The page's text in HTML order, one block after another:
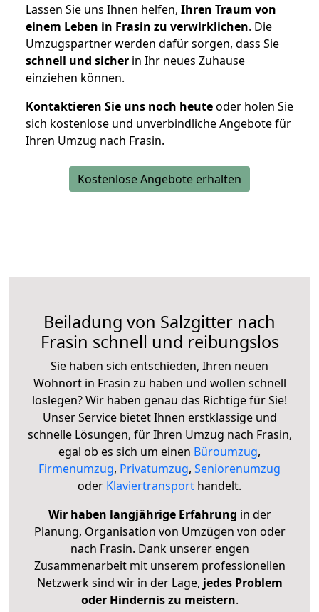
Lassen Sie uns Ihnen helfen, Ihren Traum von
einem Leben in Frasin zu verwirklichen. Die
Umzugspartner werden dafür sorgen, dass Sie
schnell und sicher in Ihr neues Zuhause
einziehen können.
Kontaktieren Sie uns noch heuteoder holen Sie
sich kostenlose und unverbindliche Angebote für
Ihren Umzug nach Frasin.
Kostenlose Angebote erhalten
Beiladung von Salzgitter nach
Frasin schnell und reibungslos
Sie haben sich entschieden, Ihren neuen
Wohnort in Frasin zu haben und wollen schnell
loslegen? Wir haben genau das Richtige für Sie!
Unser Service bietet Ihnen erstklassige und
schnelle Lösungen, für Ihren Umzug nach Frasin,
egal ob es sich um einen Büroumzug,
Firmenumzug, Privatumzug, Seniorenumzug
oder Klaviertransport handelt.
Wir haben langjährige Erfahrung in der
Planung, Organisation von Umzügen von oder
nach Frasin. Dank unserer engen
Zusammenarbeit mit unserem professionellen
Netzwerk sind wir in der Lage, jedes Problem
oder Hindernis zu meistern.